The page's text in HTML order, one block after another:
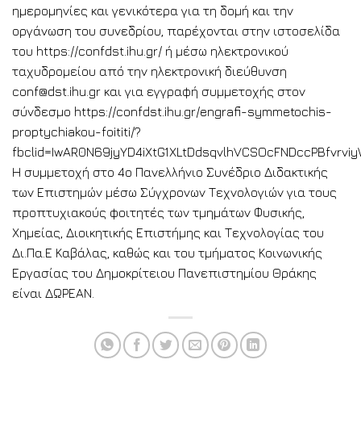
ημερομηνίες και γενικότερα για τη δομή και την
οργάνωση του συνεδρίου, παρέχονται στην ιστοσελίδα
του https://confdst.ihu.gr/ ή μέσω ηλεκτρονικού
ταχυδρομείου από την ηλεκτρονική διεύθυνση
conf@dst.ihu.gr και για εγγραφή συμμετοχής στον
σύνδεσμο https://confdst.ihu.gr/engrafi-symmetochis-
proptychiakou-foititi/?
Η συμμετοχή στο 4ο Πανελλήνιο Συνέδριο Διδακτικής
των Επιστημών μέσω Σύγχρονων Τεχνολογιών για τους
προπτυχιακούς φοιτητές των τμημάτων Φυσικής,
Χημείας, Διοικητικής Επιστήμης και Τεχνολογίας του
Δι.Πα.Ε Καβάλας, καθώς και του τμήματος Κοινωνικής
Εργασίας του Δημοκρίτειου Πανεπιστημίου Θράκης
είναι ΔΩΡΕΑΝ.